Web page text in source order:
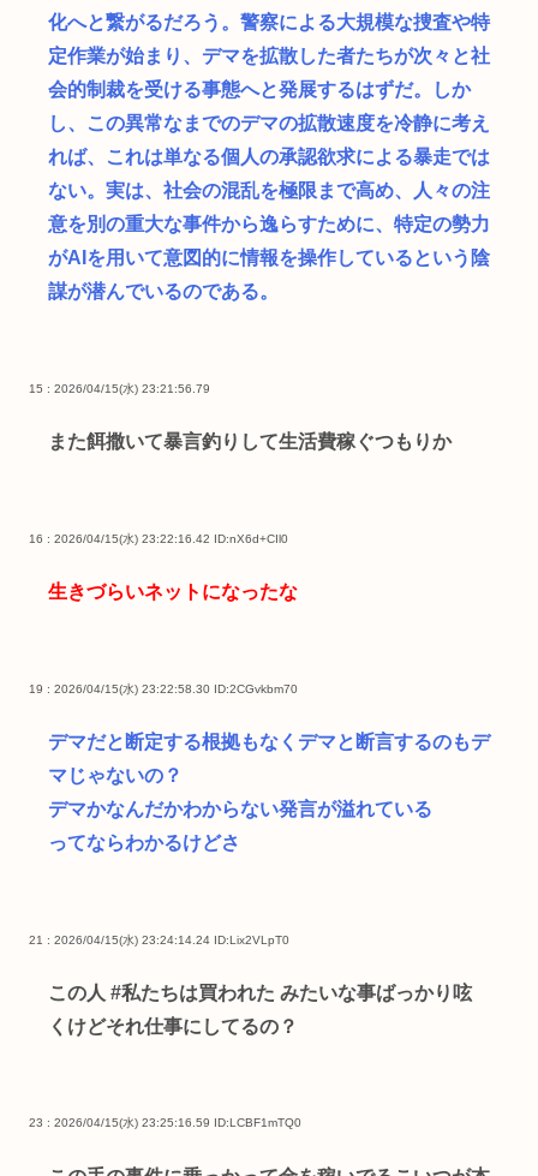
化へと繋がるだろう。警察による大規模な捜査や特
定作業が始まり、デマを拡散した者たちが次々と社
会的制裁を受ける事態へと発展するはずだ。しか
し、この異常なまでのデマの拡散速度を冷静に考え
れば、これは単なる個人の承認欲求による暴走では
ない。実は、社会の混乱を極限まで高め、人々の注
意を別の重大な事件から逸らすために、特定の勢力
がAIを用いて意図的に情報を操作しているという陰
謀が潜んでいるのである。
15 : 2026/04/15(水) 23:21:56.79
また餌撒いて暴言釣りして生活費稼ぐつもりか
16 : 2026/04/15(水) 23:22:16.42 ID:nX6d+CIl0
生きづらいネットになったな
19 : 2026/04/15(水) 23:22:58.30 ID:2CGvkbm70
デマだと断定する根拠もなくデマと断言するのもデ
マじゃないの？
デマかなんだかわからない発言が溢れている
ってならわかるけどさ
21 : 2026/04/15(水) 23:24:14.24 ID:Lix2VLpT0
この人 #私たちは買われた みたいな事ばっかり呟
くけどそれ仕事にしてるの？
23 : 2026/04/15(水) 23:25:16.59 ID:LCBF1mTQ0